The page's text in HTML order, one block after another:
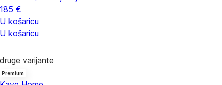
185 €
U košaricu
U košaricu
druge varijante
Premium